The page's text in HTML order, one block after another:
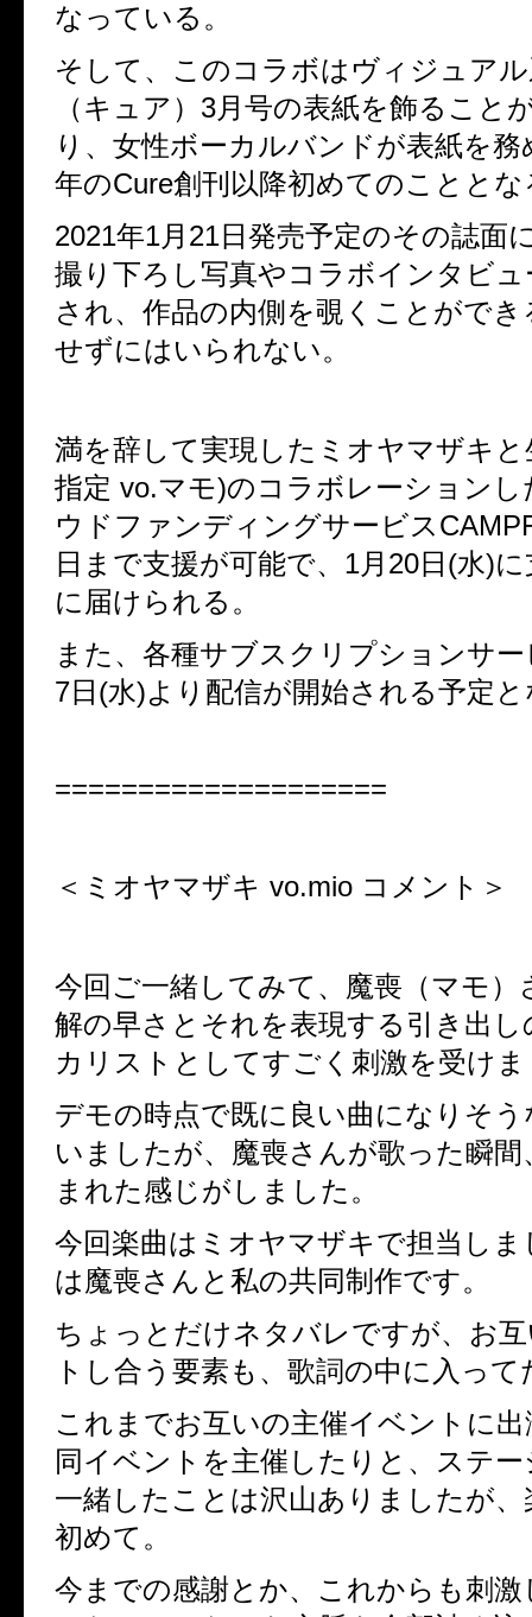
なっている。
そして、このコラボはヴィジュア
（キュア） 3月号の表紙を飾ること
り、女性ボーカルバンドが表紙を
年のCure創刊以降初めてのこととな
2021年1月 21日発売予定のその誌面
撮り下ろし写真やコラボインタビ
され、作品の内側を覗くことができ
せずにはいられない。
満を辞して実現したミオヤマザキと
指定 vo.マモ)のコラボレーションし
ウドファンディングサービス
日まで支援が可能で、 1月 20日 (水)に
に届けられる。
また、各種サブスクリプションサ
7日 (水)より配信が開始される予定
====================
＜ミオヤマザキ vo.mio コメント＞
今回ご一緒してみて、魔喪（マモ）
解の早さとそれを表現する引き出
カリストとしてすごく刺激を受け
デモの時点で既に良い曲になりそ
いましたが、魔喪さんが歌った瞬間
まれた感じがしました。
今回楽曲はミオヤマザキで担当しま
は魔喪さんと私の共同制作です。
ちょっとだけネタバレですが、お
トし合う要素も、歌詞の中に入っ
これまでお互いの主催イベントに
同イベントを主催したりと、ステ
一緒したことは沢山ありましたが
初めて。
今までの感謝とか、これからも刺激